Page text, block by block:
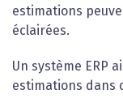
estimations
éclairées.
Un système ERP
estimations dans